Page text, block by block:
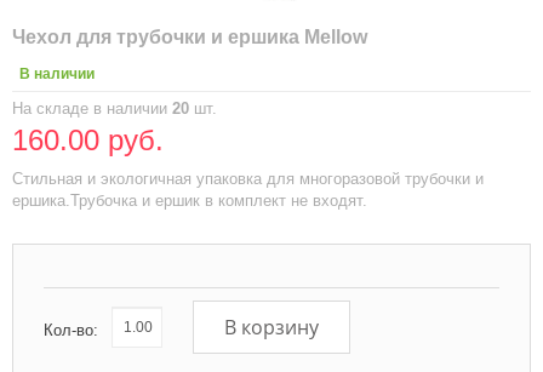
Чехол для трубочки и ершика Mellow
В наличии
На складе в наличии 20 шт.
160.00 руб.
Стильная и экологичная упаковка для многоразовой трубочки и
ершика.Трубочка и ершик в комплект не входят.
Кол-во: В корзину